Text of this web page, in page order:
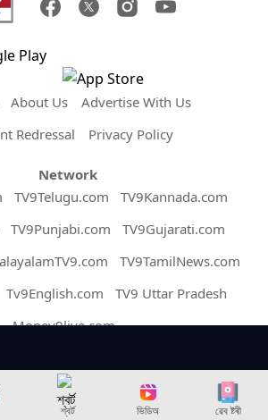
About Us
Advertise With Us
Redressal
Privacy Policy
Network
TV9Telugu.com
TV9Kannada.com
TV9Punjabi.com
TV9Gujarati.com
TV9TamilNews.com
Tv9English.com
TV9 Uttar Pradesh
Money9live.com
শ্বৰ্ট ভিডিঅ ৱেব ষ্টৰী